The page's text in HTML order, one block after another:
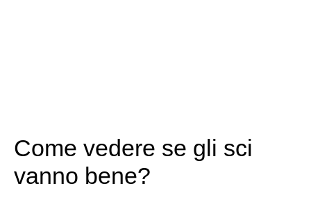
Come vedere se gli sci
vanno bene?